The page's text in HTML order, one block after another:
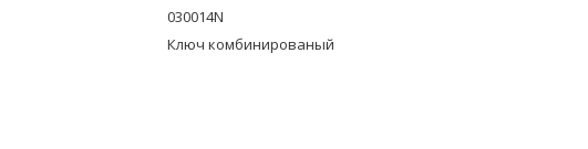
030014N
Ключ комбинированый